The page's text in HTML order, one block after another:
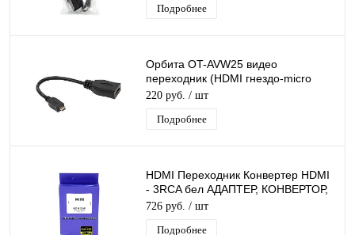
Подробнее
Орбита OT-AVW25 видео
переходник (HDMI гнездо-micro
HDMI штекер 20см)
220 руб. / шт
Подробнее
HDMI Переходник Конвертер HDMI
- 3RCA бел АДАПТЕР, КОНВЕРТОР,
ПРЕОБРАЗОВАТЕЛЬ питание от
USB
726 руб. / шт
Подробнее